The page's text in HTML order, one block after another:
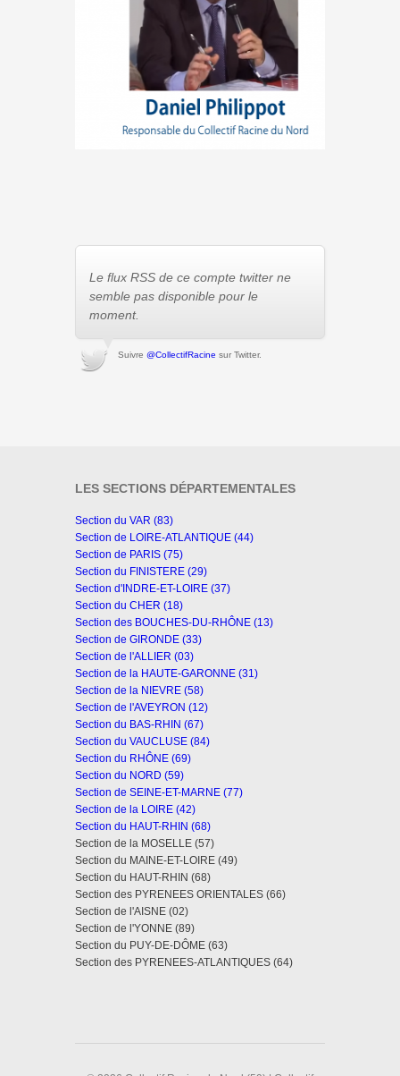
Le flux RSS de ce compte twitter ne
semble pas disponible pour le
moment.
Suivre @CollectifRacine sur Twitter.
LES SECTIONS DÉPARTEMENTALES
Section du VAR (83)
Section de LOIRE-ATLANTIQUE (44)
Section de PARIS (75)
Section du FINISTERE (29)
Section d'INDRE-ET-LOIRE (37)
Section du CHER (18)
Section des BOUCHES-DU-RHÔNE (13)
Section de GIRONDE (33)
Section de l'ALLIER (03)
Section de la HAUTE-GARONNE (31)
Section de la NIEVRE (58)
Section de l'AVEYRON (12)
Section du BAS-RHIN (67)
Section du VAUCLUSE (84)
Section du RHÔNE (69)
Section du NORD (59)
Section de SEINE-ET-MARNE (77)
Section de la LOIRE (42)
Section du HAUT-RHIN (68)
Section de la MOSELLE (57)
Section du MAINE-ET-LOIRE (49)
Section du HAUT-RHIN (68)
Section des PYRENEES ORIENTALES (66)
Section de l'AISNE (02)
Section de l'YONNE (89)
Section du PUY-DE-DÔME (63)
Section des PYRENEES-ATLANTIQUES (64)